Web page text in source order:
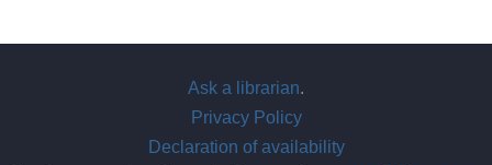
Ask a librarian.
Privacy Policy
Declaration of availability